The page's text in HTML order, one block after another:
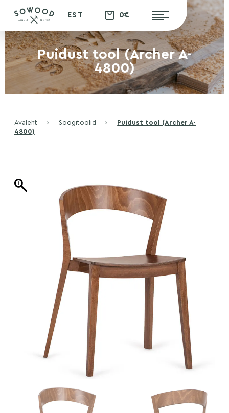
EST 0€
Puidust tool (Archer A-
4800)
Avaleht › Söögitoolid ›
Puidust tool (Archer A-
4800)